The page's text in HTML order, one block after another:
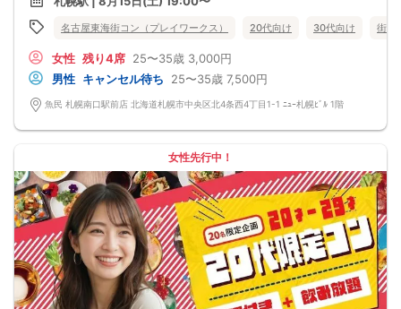
基本的には２：２のグループトークとなります。
（１：１でのトークはございませんので、予めご了承ください）
★プロフィールカードにより会話のキッカケもバッチリ★
なんてことは絶対ありません！
プロフィールカードを活用し、「はじめまして」から会話を楽しみましょう。
★完全着席型・連絡先交換は自由★
完全着席型で席替えはできる限り行います。
席替えの５分前には連絡先交換を促すアナウンスをいたしますので、「連絡先交
1. ２名様以上でのご参加は必ず同性同士でお申し込みください。
2. 服装の指定はございません。多くのお客様はカジュアルな格好でおこしになら
れています。
3. 開催判断はイベント前日の時点で男性３名・女性３名以上のお申し込みからに
なりますが、当日に参加者のキャンセルで比率が崩れた場合や開催判断人数を下
回った場合、一切返金などの保証はいたしませんのでご了承ください。
4. イベントページ内の「お申し込み状況」等はキャンセルなどで当日の参加人
数、男女比率と異なる可能性がございます。
5. 当日は店舗の外ではなく店舗内で受付いたします。店内に入り店員に「街コン
で来た」旨をお伝えください。
名古屋東海街コン（プレイワークス） 20代向け 30代向け 街コ
女性 残り4席 25〜35歳 3,000円
男性 キャンセル待ち 25〜35歳 7,500円
魚民 札幌南口駅前店 北海道札幌市中央区北4条西4丁目1-1 ﾆｭｰ札幌ﾋﾞﾙ 1階
女性先行中！